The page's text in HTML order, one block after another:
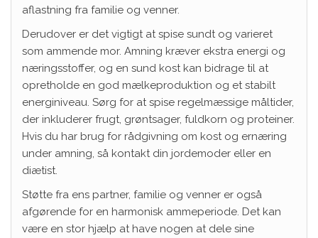
aflastning fra familie og venner.
Derudover er det vigtigt at spise sundt og varieret
som ammende mor. Amning kræver ekstra energi og
næringsstoffer, og en sund kost kan bidrage til at
opretholde en god mælkeproduktion og et stabilt
energiniveau. Sørg for at spise regelmæssige måltider,
der inkluderer frugt, grøntsager, fuldkorn og proteiner.
Hvis du har brug for rådgivning om kost og ernæring
under amning, så kontakt din jordemoder eller en
diætist.
Støtte fra ens partner, familie og venner er også
afgørende for en harmonisk ammeperiode. Det kan
være en stor hjælp at have nogen at dele sine